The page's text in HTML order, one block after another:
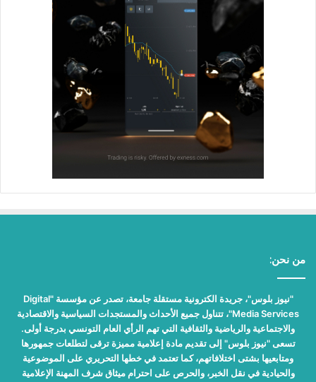
من نحن:
"نيوز بلوس"، جريدة الكترونية مستقلة جامعة، تصدر عن مؤسسة "Digital
Media Services"، تتناول جميع الأحداث والمستجدات السياسية والاقتصادية
والاجتماعية والرياضية والثقافية التي تهم الرأي العام التونسي بدرجة أولى.
تسعى "نيوز بلوس" إلى تقديم مادة إعلامية مميزة ترقى لتطلعات جمهورها
ومتابعيها بشتى اختلافاتهم، كما تعتمد في خطها التحريري على الموضوعية
والحيادية في نقل الخبر، والحرص على احترام ميثاق شرف المهنة الإعلامية